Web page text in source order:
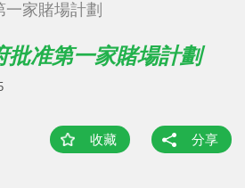
一家賭場計劃
批准第一家賭場計劃
收藏 分享